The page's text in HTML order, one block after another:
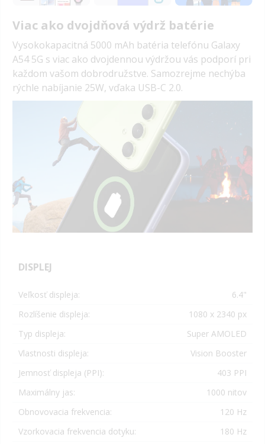
Viac ako dvojdňová výdrž batérie
Vysokokapacitná 5000 mAh batéria telefónu Galaxy
A54 5G s viac ako dvojdennou výdržou vás podporí pri
každom vašom dobrodružstve. Samozrejme nechýba
rýchle nabíjanie 25W, vďaka USB-C 2.0.
DISPLEJ
Veľkosť displeja: 6.4"
Rozlíšenie displeja:
1080 x 2340 px
Typ displeja:
Super AMOLED
Vlastnosti displeja:
Vision Booster
Jemnosť displeja (PPI):
403 PPI
Maximálny jas:
1000 nitov
Obnovovacia frekvencia:
120 Hz
Vzorkovacia frekvencia dotyku:
180 Hz